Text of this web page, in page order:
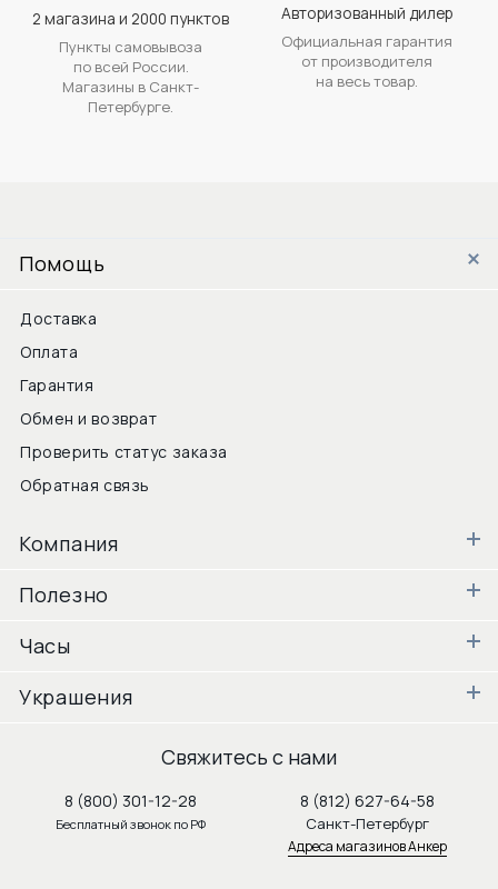
2 магазина и 2000 пунктов
Пункты самовывоза
по всей России.
Магазины в Санкт-
Петербурге.
Авторизованный дилер
Официальная гарантия
от производителя
на весь товар.
Помощь
Доставка
Оплата
Гарантия
Обмен и возврат
Проверить статус заказа
Обратная связь
Компания
Полезно
Часы
Украшения
Свяжитесь с нами
8 (800) 301-12-28
Бесплатный звонок по РФ
8 (812) 627-64-58
Санкт-Петербург
Адреса магазинов Анкер